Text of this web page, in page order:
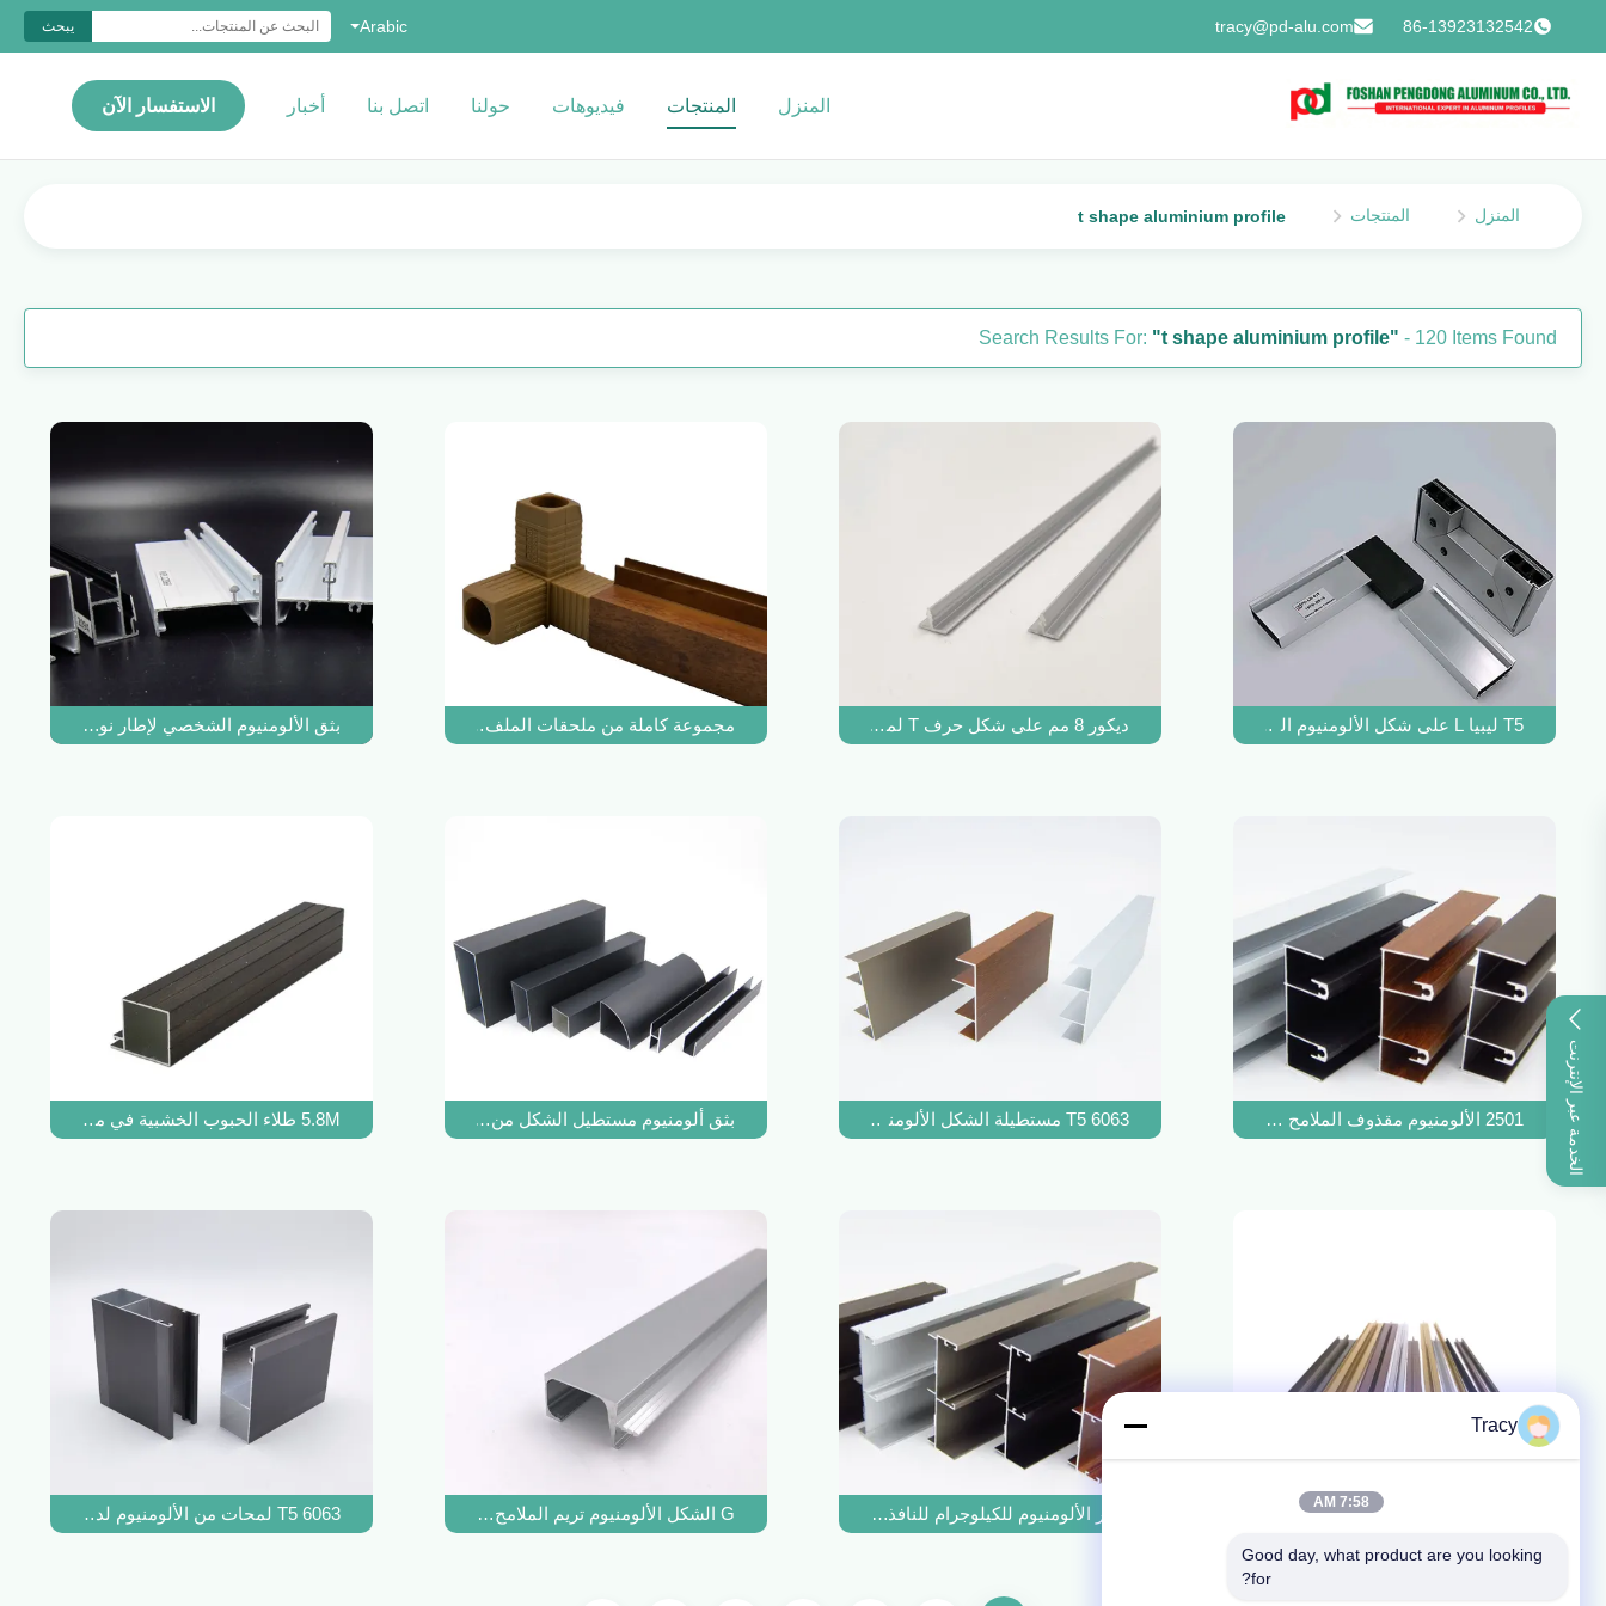
86-13923132542
tracy@pd-alu.com
Arabic يبحث
المنزل المنتجات فيديوهات حولنا اتصل بنا أخبار الاستفسار الآن
الخدمة عبر الإنترنت
المنزل المنتجات t shape aluminium profile
Search Results For: "t shape aluminium profile" - 120 Items Found
T5 ليبيا L على شكل الألومنيوم الشخصي 40x40 لخزانة المطبخ ديكور 8 مم على شكل حرف T لمحات من الألومنيوم مطلية بأكسيد الفضة مجموعة كاملة من ملحقات الملف الشخصي البلاستيكية لخزانة المطبخبثق الألومنيوم الشخصي لإطار نوافذ المكسيك
2501 الألومنيوم مقذوف الملامح الألومنيوم سلسلة شيلي الألومنيوم للنافذة والباب 6063 T5 مستطيلة الشكل الألومنيوم نافذة الألمنيوم لسحب الألمنيوم بثق ألومنيوم مستطيل الشكل من الأرجنتين 6030 5.8M طلاء الحبوب الخشبية في مسحوق ملفات تعريف الألومنيوم لخزانة المطبخ
سعر الألومنيوم للكيلوجرام للنافذة والأبواب 2509 G الشكل الألومنيوم تريم الملامح الفضة تلميع حافة الزخرفية 6063 T5 لمحات من الألومنيوم لدليل باب مصراع الأسطوانة
Tracy
7:58 AM
Good day, what product are you looking
for?